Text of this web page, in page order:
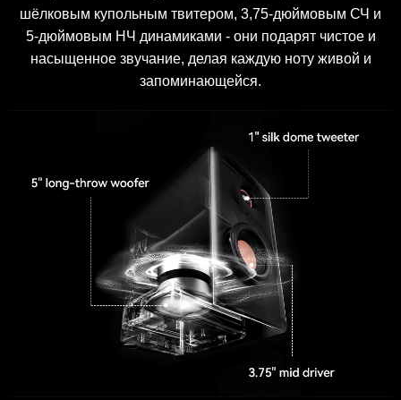
шёлковым купольным твитером, 3,75-дюймовым СЧ и
5-дюймовым НЧ динамиками - они подарят чистое и
насыщенное звучание, делая каждую ноту живой и
запоминающейся.